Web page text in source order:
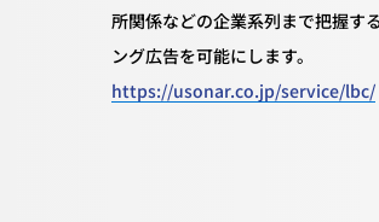
所関係などの企業系列まで把握す
ング広告を可能にします。
https://usonar.co.jp/service/lbc/